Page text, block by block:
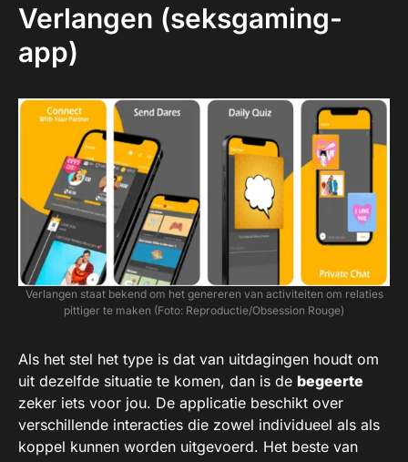
Verlangen (seksgaming-
app)
Verlangen staat bekend om het genereren van activiteiten om relaties
pittiger te maken (Foto: Reproductie/Obsession Rouge)
Als het stel het type is dat van uitdagingen houdt om
uit dezelfde situatie te komen, dan is de begeerte
zeker iets voor jou. De applicatie beschikt over
verschillende interacties die zowel individueel als als
koppel kunnen worden uitgevoerd. Het beste van